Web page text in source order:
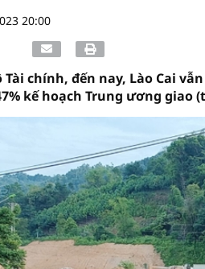
20:00
Tài chính, đến nay, Lào Cai
kế hoạch Trung ương giao